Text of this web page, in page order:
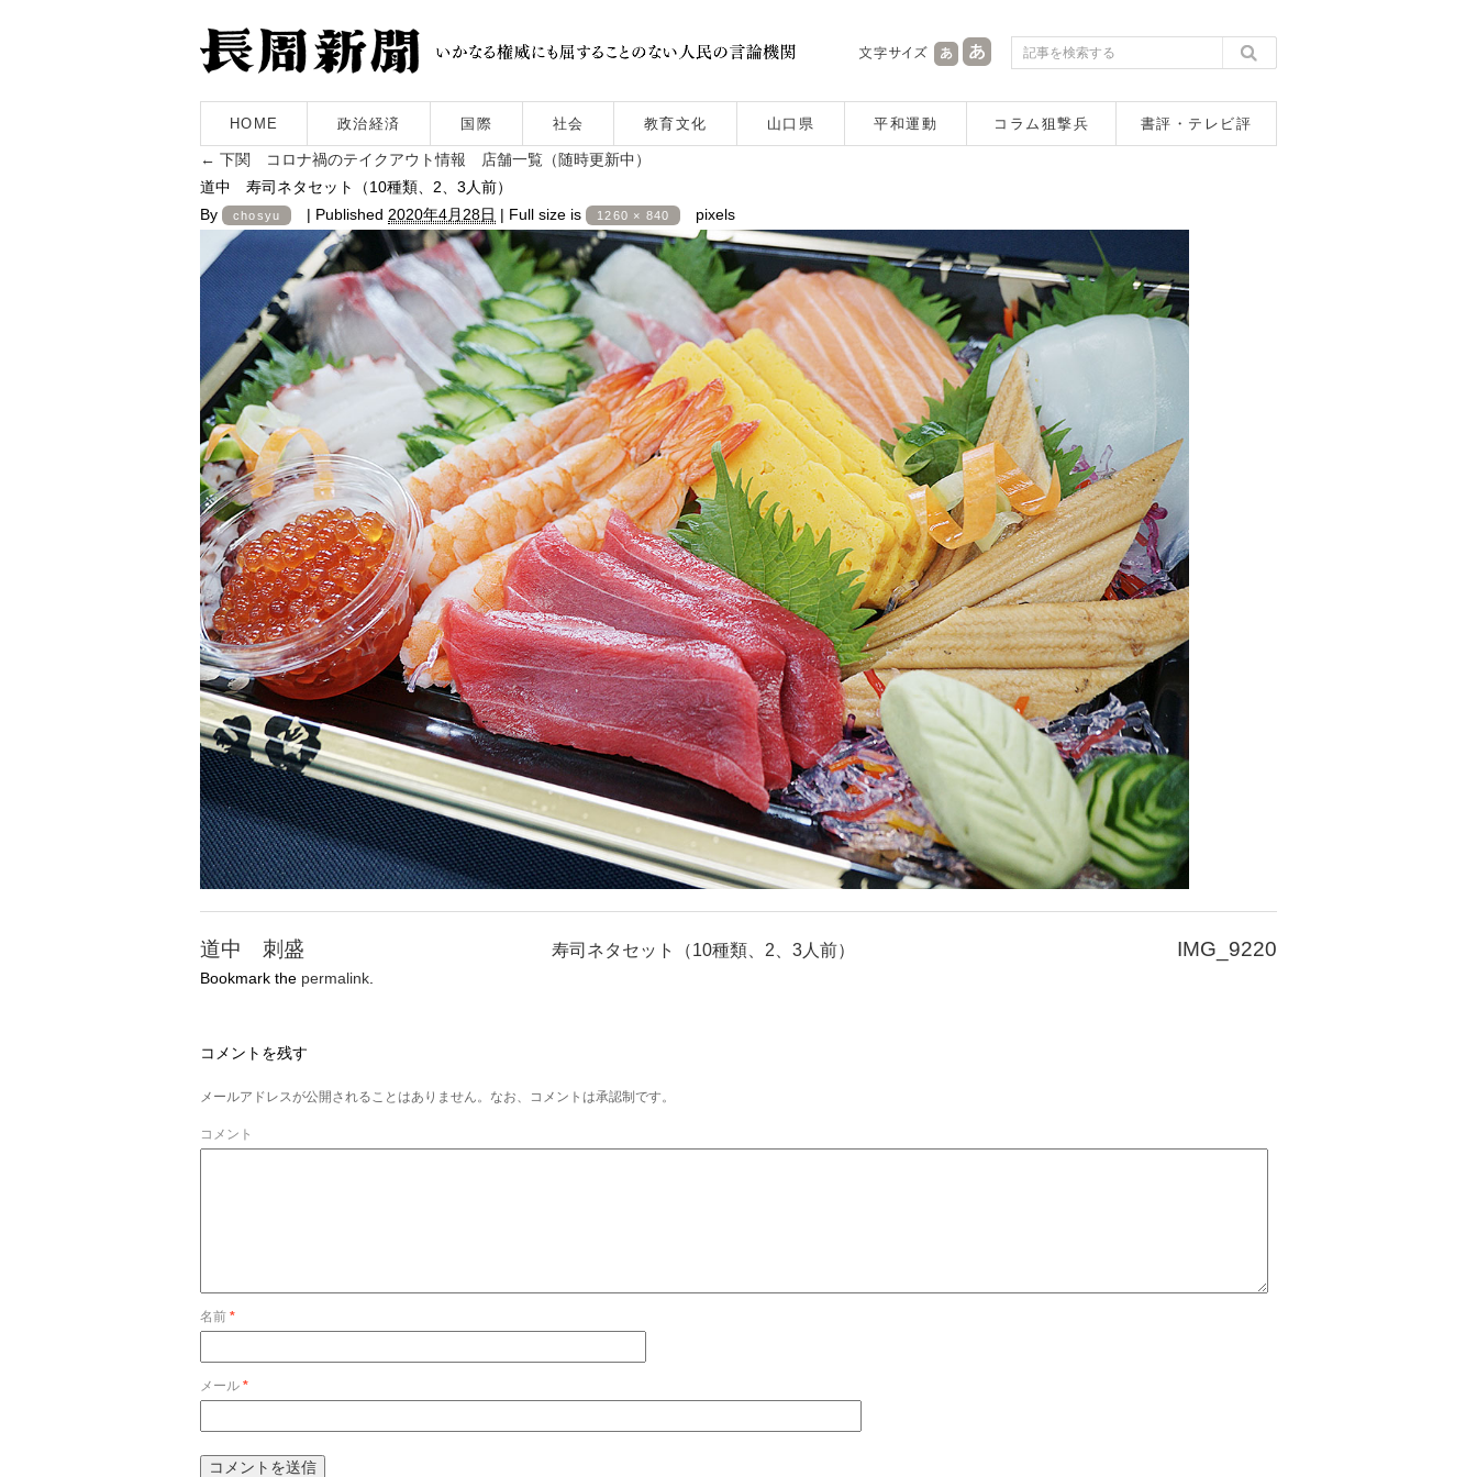
HOME 政治経済 国際 社会 教育文化 山口県 平和運動 コラム狙撃兵 書評・テレビ評
← 下関 コロナ禍のテイクアウト情報 店舗一覧（随時更新中）
道中 寿司ネタセット（10種類、2、3人前）
By
chosyu | Published 2020年4月28日 | Full size is 1260 × 840 pixels
道中 刺盛 IMG_9220
寿司ネタセット（10種類、2、3人前）
Bookmark the permalink
コメントを残す
メールアドレスが公開されることはありません。なお、コメントは承認制です。
コメント
名前 *
メール *